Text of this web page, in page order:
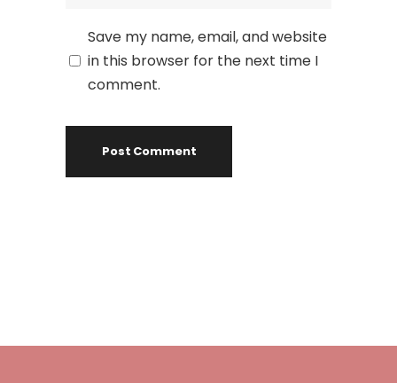
Save my name, email, and website
in this browser for the next time I
comment.